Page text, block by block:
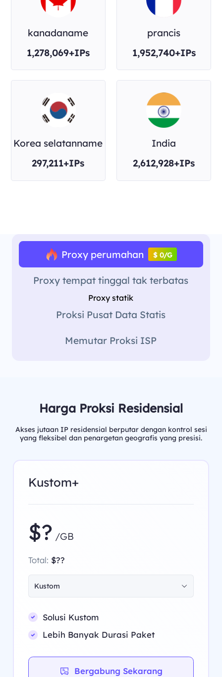
kanadaname
1,278,069+IPs
prancis
1,952,740+IPs
Korea selatanname
297,211+IPs
India
2,612,928+IPs
Proxy perumahan $ 0/G
Proxy tempat tinggal tak terbatas
Proxy statik
Proksi Pusat Data Statis
Memutar Proksi ISP
Harga Proksi Residensial
Akses jutaan IP residensial berputar dengan kontrol sesi
yang fleksibel dan penargetan geografis yang presisi.
Kustom+
$? /GB
Total: $??
Kustom
Solusi Kustom
Lebih Banyak Durasi Paket
Bergabung Sekarang